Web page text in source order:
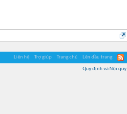
Liên hệ Trợ giúp Trang chủ Lên đầu trang
Quy định và Nội quy